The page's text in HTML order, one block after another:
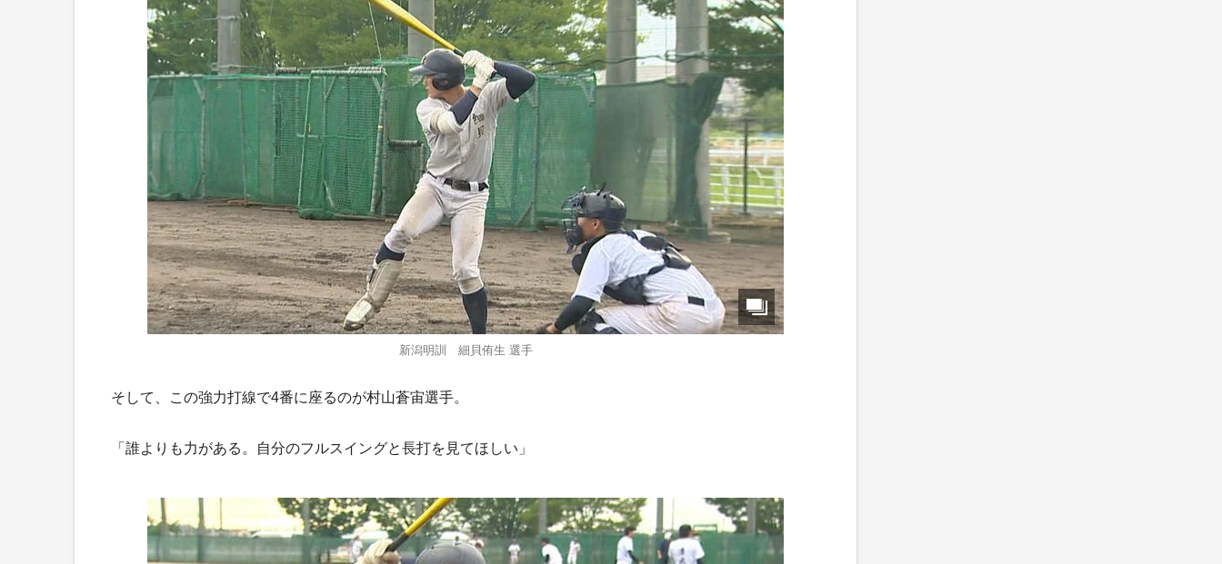
新潟明訓 細貝侑生 選手
そして、この強力打線で4番に座るのが村山蒼宙選手。
「誰よりも力がある。自分のフルスイングと長打を見てほしい」